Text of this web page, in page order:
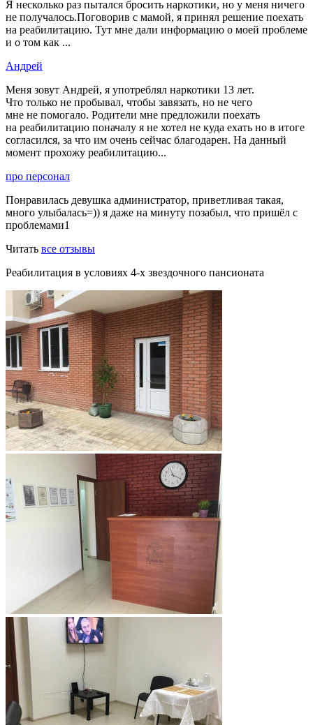
Я несколько раз пытался бросить наркотики, но у меня ничего
не получалось.Поговорив с мамой, я принял решение поехать
на реабилитацию. Тут мне дали информацию о моей проблеме
и о том как ...
Андрей
Меня зовут Андрей, я употреблял наркотики 13 лет.
Что только не пробывал, чтобы завязать, но не чего
мне не помогало. Родители мне предложили поехать
на реабилитацию поначалу я не хотел не куда ехать но в итоге
согласился, за что им очень сейчас благодарен. На данный
момент прохожу реабилитацию...
про персонал
Понравилась девушка администратор, приветливая такая,
много улыбалась=)) я даже на минуту позабыл, что пришёл с
проблемами1
Читать все отзывы
Реабилитация в условиях 4-х звездочного пансионата